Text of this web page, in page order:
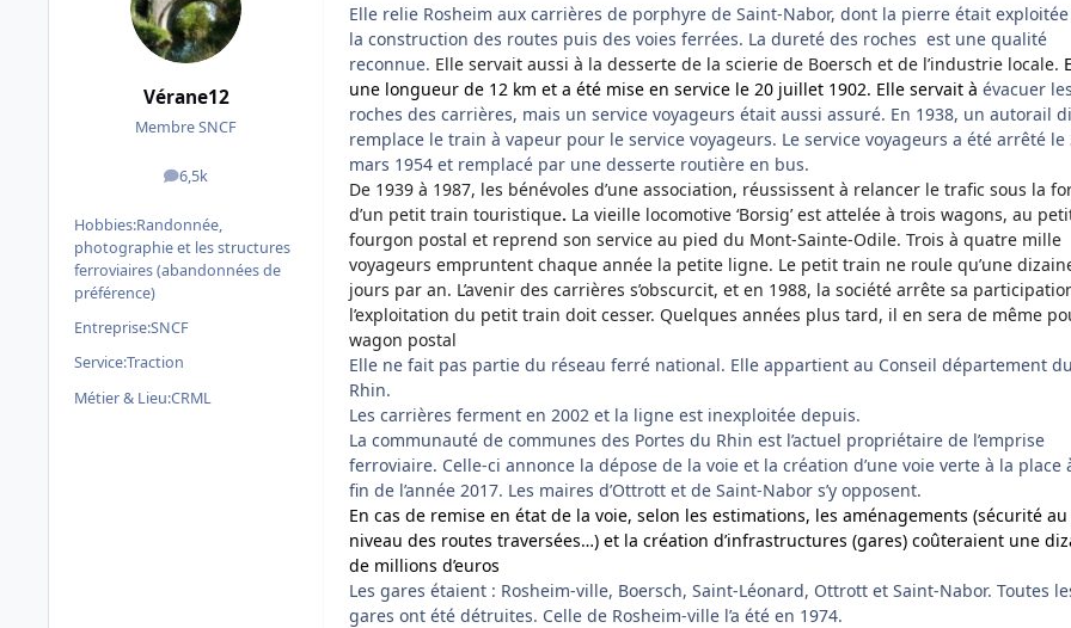
Vérane12
Membre SNCF
6,5k
messages
Hobbies:Randonnée,
photographie et les structures
ferroviaires (abandonnées de
préférence)
Entreprise:SNCF
Service:Traction
Métier & Lieu:CRML
Elle relie Rosheim aux carrières de porphyre de Saint-Nabor, dont la pierre était
la construction des routes puis des voies ferrées. La dureté des roches est une qualité
reconnue. Elle servait aussi à la desserte de la scierie de Boersch et de l’industrie locale.
une longueur de 12 km et a été mise en service le 20 juillet 1902. Elle servait à évacuer
roches des carrières, mais un service voyageurs était aussi assuré. En 1938, un autorail
remplace le train à vapeur pour le service voyageurs. Le service voyageurs a été arrêté le
mars 1954 et remplacé par une desserte routière en bus.
De 1939 à 1987, les bénévoles d’une association, réussissent à relancer le trafic sous la
d’un petit train touristique. La vieille locomotive ‘Borsig’ est attelée à trois wagons, au
fourgon postal et reprend son service au pied du Mont-Sainte-Odile. Trois à quatre mille
voyageurs empruntent chaque année la petite ligne. Le petit train ne roule qu’une
jours par an. L’avenir des carrières s’obscurcit, et en 1988, la société arrête sa
l’exploitation du petit train doit cesser. Quelques années plus tard, il en sera de même
wagon postal
Elle ne fait pas partie du réseau ferré national. Elle appartient au Conseil département
Rhin.
Les carrières ferment en 2002 et la ligne est inexploitée depuis.
La communauté de communes des Portes du Rhin est l’actuel propriétaire de l’emprise
ferroviaire. Celle-ci annonce la dépose de la voie et la création d’une voie verte à la place
fin de l’année 2017. Les maires d’Ottrott et de Saint-Nabor s’y opposent.
En cas de remise en état de la voie, selon les estimations, les aménagements (sécurité au
niveau des routes traversées…) et la création d’infrastructures (gares) coûteraient une
de millions d’euros
Les gares étaient : Rosheim-ville, Boersch, Saint-Léonard, Ottrott et Saint-Nabor. Toutes
gares ont été détruites. Celle de Rosheim-ville l’a été en 1974.